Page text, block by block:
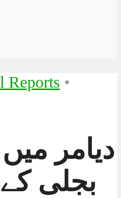
Reports •
دیامر
بجلی کے